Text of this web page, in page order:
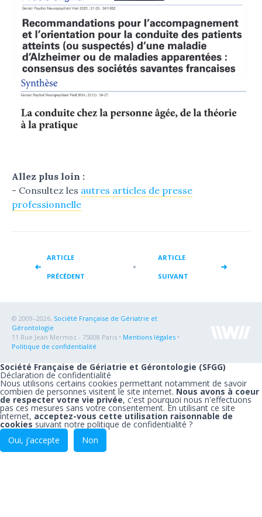
Allez plus loin :
- Consultez les autres articles de presse
professionnelle
ARTICLE
PRÉCÉDENT
ARTICLE
SUIVANT
© 2009–2026, Société Française de Gériatrie et
Gérontologie
11 Rue Jean Mermoz - 75008 Paris • Mentions légales •
Politique de confidentialité
Société Française de Gériatrie et Gérontologie (SFGG)
Déclaration de confidentialité
Nous utilisons certains cookies permettant notamment de savoir
combien de personnes visitent le site internet. Nous avons à coeur
de respecter votre vie privée, c'est pourquoi nous n'effectuons
pas ces mesures sans votre consentement. En utilisant ce site
internet, acceptez-vous cette utilisation raisonnable de
cookies suivant notre politique de confidentialité ?
Oui, j'accepte
Non